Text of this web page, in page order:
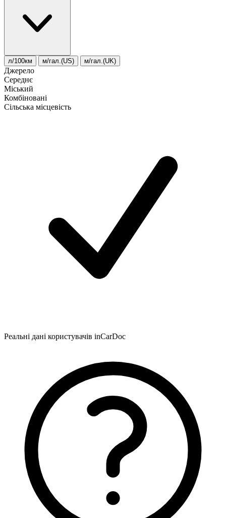
л/100км м/гал.(US) м/гал.(UK)
Джерело
Середнє
Міський
Комбіновані
Сільська місцевість
Реальні дані користувачів inCarDoc